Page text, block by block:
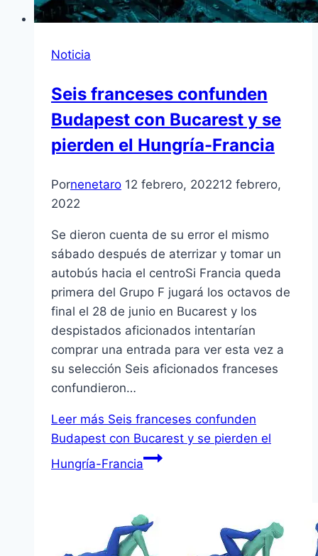
Noticia
Seis franceses confunden
Budapest con Bucarest y se
pierden el Hungría-Francia
Pornenetaro 12 febrero, 202212 febrero,
2022
Se dieron cuenta de su error el mismo
sábado después de aterrizar y tomar un
autobús hacia el centroSi Francia queda
primera del Grupo F jugará los octavos de
final el 28 de junio en Bucarest y los
despistados aficionados intentarían
comprar una entrada para ver esta vez a
su selección Seis aficionados franceses
confundieron…
Leer más Seis franceses confunden
Budapest con Bucarest y se pierden el
Hungría-Francia